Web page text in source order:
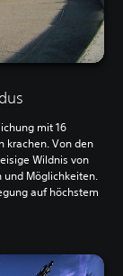
mit 16
krachen. Von den
Wildnis von
und Möglichkeiten.
auf höchstem